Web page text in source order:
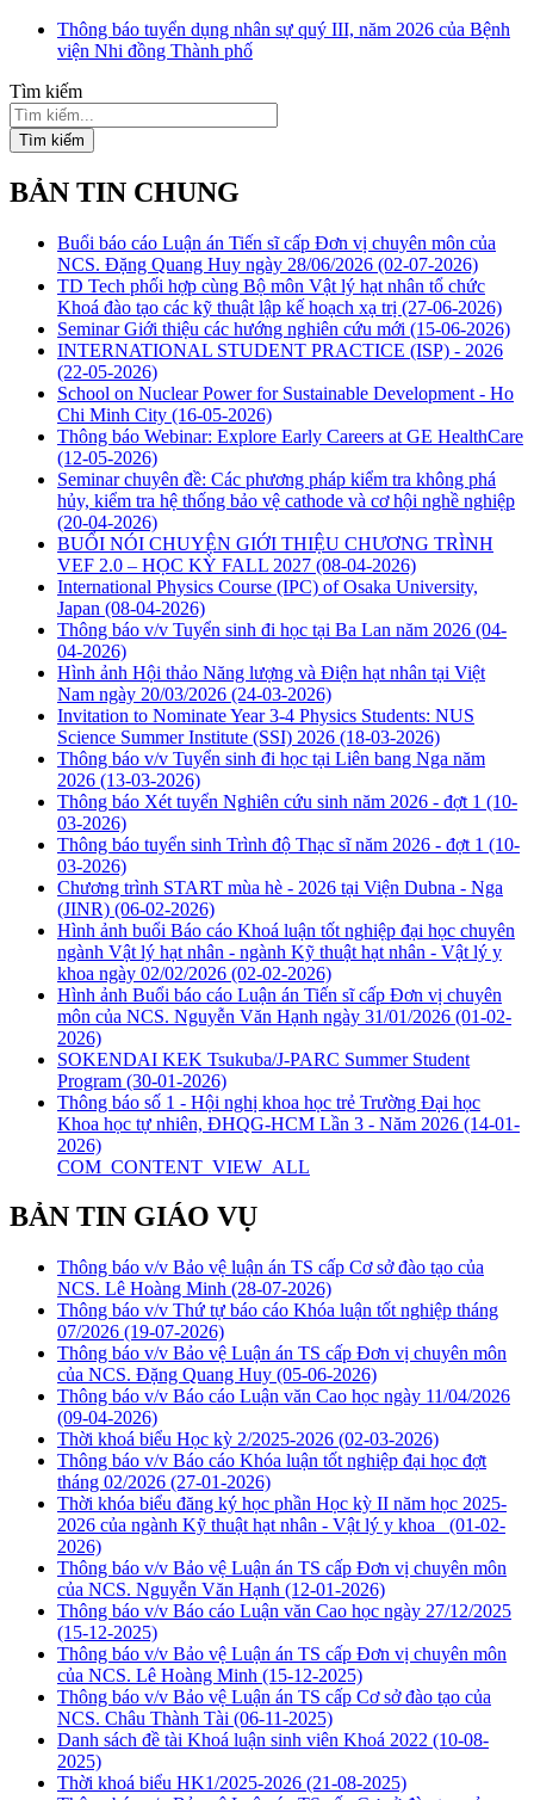
Thông báo tuyển dụng nhân sự quý III, năm 2026 của Bệnh
viện Nhi đồng Thành phố
Tìm kiếm
Tìm kiếm
BẢN TIN CHUNG
Buổi báo cáo Luận án Tiến sĩ cấp Đơn vị chuyên môn của
NCS. Đặng Quang Huy ngày 28/06/2026 (02-07-2026)
TD Tech phối hợp cùng Bộ môn Vật lý hạt nhân tổ chức
Khoá đào tạo các kỹ thuật lập kế hoạch xạ trị (27-06-2026)
Seminar Giới thiệu các hướng nghiên cứu mới (15-06-2026)
INTERNATIONAL STUDENT PRACTICE (ISP) - 2026
(22-05-2026)
School on Nuclear Power for Sustainable Development - Ho
Chi Minh City (16-05-2026)
Thông báo Webinar: Explore Early Careers at GE HealthCare
(12-05-2026)
Seminar chuyên đề: Các phương pháp kiểm tra không phá
hủy, kiểm tra hệ thống bảo vệ cathode và cơ hội nghề nghiệp
(20-04-2026)
BUỔI NÓI CHUYỆN GIỚI THIỆU CHƯƠNG TRÌNH
VEF 2.0 – HỌC KỲ FALL 2027 (08-04-2026)
International Physics Course (IPC) of Osaka University,
Japan (08-04-2026)
Thông báo v/v Tuyển sinh đi học tại Ba Lan năm 2026 (04-
04-2026)
Hình ảnh Hội thảo Năng lượng và Điện hạt nhân tại Việt
Nam ngày 20/03/2026 (24-03-2026)
Invitation to Nominate Year 3-4 Physics Students: NUS
Science Summer Institute (SSI) 2026 (18-03-2026)
Thông báo v/v Tuyển sinh đi học tại Liên bang Nga năm
2026 (13-03-2026)
Thông báo Xét tuyển Nghiên cứu sinh năm 2026 - đợt 1 (10-
03-2026)
Thông báo tuyển sinh Trình độ Thạc sĩ năm 2026 - đợt 1 (10-
03-2026)
Chương trình START mùa hè - 2026 tại Viện Dubna - Nga
(JINR) (06-02-2026)
Hình ảnh buổi Báo cáo Khoá luận tốt nghiệp đại học chuyên
ngành Vật lý hạt nhân - ngành Kỹ thuật hạt nhân - Vật lý y
khoa ngày 02/02/2026 (02-02-2026)
Hình ảnh Buổi báo cáo Luận án Tiến sĩ cấp Đơn vị chuyên
môn của NCS. Nguyễn Văn Hạnh ngày 31/01/2026 (01-02-
2026)
SOKENDAI KEK Tsukuba/J-PARC Summer Student
Program (30-01-2026)
Thông báo số 1 - Hội nghị khoa học trẻ Trường Đại học
Khoa học tự nhiên, ĐHQG-HCM Lần 3 - Năm 2026 (14-01-
2026)
COM_CONTENT_VIEW_ALL
BẢN TIN GIÁO VỤ
Thông báo v/v Bảo vệ luận án TS cấp Cơ sở đào tạo của
NCS. Lê Hoàng Minh (28-07-2026)
Thông báo v/v Thứ tự báo cáo Khóa luận tốt nghiệp tháng
07/2026 (19-07-2026)
Thông báo v/v Bảo vệ Luận án TS cấp Đơn vị chuyên môn
của NCS. Đặng Quang Huy (05-06-2026)
Thông báo v/v Báo cáo Luận văn Cao học ngày 11/04/2026
(09-04-2026)
Thời khoá biểu Học kỳ 2/2025-2026 (02-03-2026)
Thông báo v/v Báo cáo Khóa luận tốt nghiệp đại học đợt
tháng 02/2026 (27-01-2026)
Thời khóa biểu đăng ký học phần Học kỳ II năm học 2025-
2026 của ngành Kỹ thuật hạt nhân - Vật lý y khoa (01-02-
2026)
Thông báo v/v Bảo vệ Luận án TS cấp Đơn vị chuyên môn
của NCS. Nguyễn Văn Hạnh (12-01-2026)
Thông báo v/v Báo cáo Luận văn Cao học ngày 27/12/2025
(15-12-2025)
Thông báo v/v Bảo vệ Luận án TS cấp Đơn vị chuyên môn
của NCS. Lê Hoàng Minh (15-12-2025)
Thông báo v/v Bảo vệ Luận án TS cấp Cơ sở đào tạo của
NCS. Châu Thành Tài (06-11-2025)
Danh sách đề tài Khoá luận sinh viên Khoá 2022 (10-08-
2025)
Thời khoá biểu HK1/2025-2026 (21-08-2025)